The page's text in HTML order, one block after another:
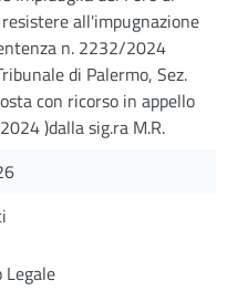
all'impugnazione
n. 2232/2024
di Palermo, Sez.
con ricorso in appello
)dalla sig.ra M.R.
Legale